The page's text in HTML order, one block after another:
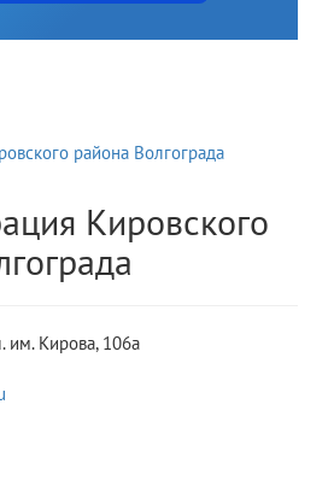
Кировского
им. Кирова, 106а